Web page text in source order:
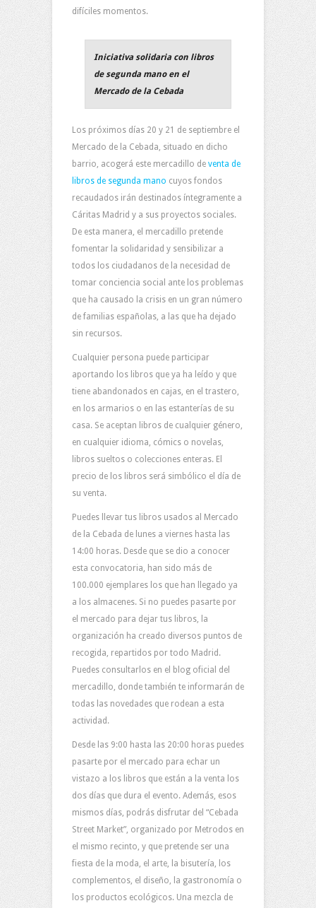
difíciles momentos.
Iniciativa solidaria con libros
de segunda mano en el
Mercado de la Cebada
Los próximos días 20 y 21 de septiembre el
Mercado de la Cebada, situado en dicho
barrio, acogerá este mercadillo de venta de
libros de segunda mano cuyos fondos
recaudados irán destinados íntegramente a
Cáritas Madrid y a sus proyectos sociales.
De esta manera, el mercadillo pretende
fomentar la solidaridad y sensibilizar a
todos los ciudadanos de la necesidad de
tomar conciencia social ante los problemas
que ha causado la crisis en un gran número
de familias españolas, a las que ha dejado
sin recursos.
Cualquier persona puede participar
aportando los libros que ya ha leído y que
tiene abandonados en cajas, en el trastero,
en los armarios o en las estanterías de su
casa. Se aceptan libros de cualquier género,
en cualquier idioma, cómics o novelas,
libros sueltos o colecciones enteras. El
precio de los libros será simbólico el día de
su venta.
Puedes llevar tus libros usados al Mercado
de la Cebada de lunes a viernes hasta las
14:00 horas. Desde que se dio a conocer
esta convocatoria, han sido más de
100.000 ejemplares los que han llegado ya
a los almacenes. Si no puedes pasarte por
el mercado para dejar tus libros, la
organización ha creado diversos puntos de
recogida, repartidos por todo Madrid.
Puedes consultarlos en el blog oficial del
mercadillo, donde también te informarán de
todas las novedades que rodean a esta
actividad.
Desde las 9:00 hasta las 20:00 horas puedes
pasarte por el mercado para echar un
vistazo a los libros que están a la venta los
dos días que dura el evento. Además, esos
mismos días, podrás disfrutar del “Cebada
Street Market”, organizado por Metrodos en
el mismo recinto, y que pretende ser una
fiesta de la moda, el arte, la bisutería, los
complementos, el diseño, la gastronomía o
los productos ecológicos. Una mezcla de